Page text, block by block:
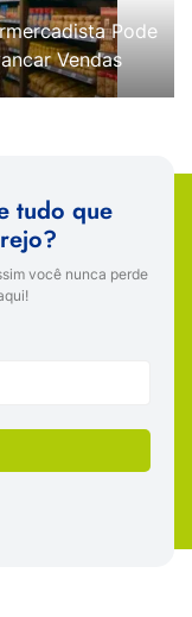
Pode
Vendas
tudo que
você nunca perde